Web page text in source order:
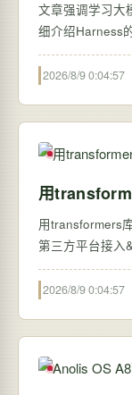
文章强调学习大
细介绍Harness
2026/8/9 0:04:57
用
用transformers库3行代码调
第三方平台接入
2026/8/9 0:04:57